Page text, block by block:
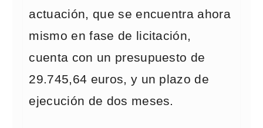
actuación, que se encuentra ahora
mismo en fase de licitación,
cuenta con un presupuesto de
29.745,64 euros, y un plazo de
ejecución de dos meses.